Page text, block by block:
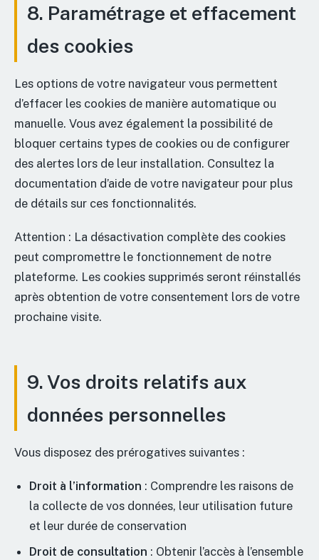
8. Paramétrage et effacement
des cookies
Les options de votre navigateur vous permettent
d’effacer les cookies de manière automatique ou
manuelle. Vous avez également la possibilité de
bloquer certains types de cookies ou de configurer
des alertes lors de leur installation. Consultez la
documentation d’aide de votre navigateur pour plus
de détails sur ces fonctionnalités.
Attention : La désactivation complète des cookies
peut compromettre le fonctionnement de notre
plateforme. Les cookies supprimés seront réinstallés
après obtention de votre consentement lors de votre
prochaine visite.
9. Vos droits relatifs aux
données personnelles
Vous disposez des prérogatives suivantes :
Droit à l’information : Comprendre les raisons de
la collecte de vos données, leur utilisation future
et leur durée de conservation
Droit de consultation : Obtenir l’accès à l’ensemble